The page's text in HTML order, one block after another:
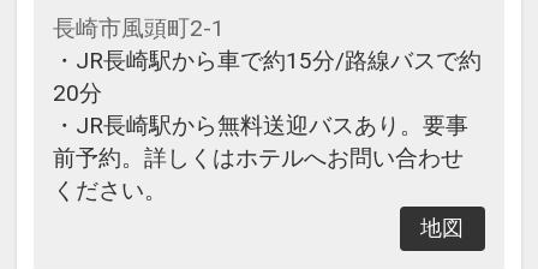
長崎市風頭町2-1
・JR長崎駅から車で約15分/路線バスで約
20分
・JR長崎駅から無料送迎バスあり。要事
前予約。詳しくはホテルへお問い合わせ
ください。
地図